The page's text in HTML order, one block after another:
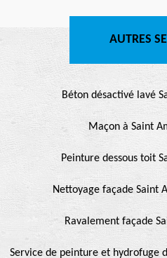
AUTRES
Béton désactivé lavé
Maçon à Saint
Peinture dessous toit
Nettoyage façade Saint
Ravalement façade
Service de peinture et hydrofuge